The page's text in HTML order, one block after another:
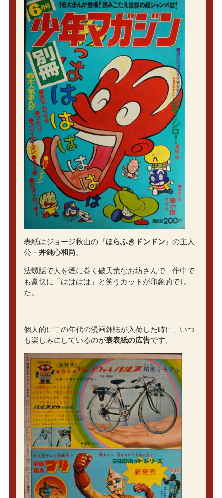
表紙はジョージ秋山の『ほらふきドンドン』の主人
公・ 丼鈍心和尚。
法螺話で人を煙に巻く破天荒なお坊さんで、作中で
も豪快に「はははは」と笑うカットが印象的でし
た。
個人的にこの年代の漫画雑誌が入荷した時に、いつ
も楽しみにしているのが裏表紙の広告です。